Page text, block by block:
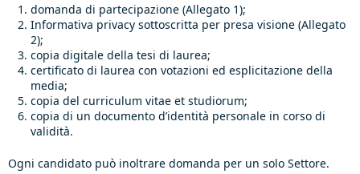
domanda di partecipazione (Allegato 1);
Informativa privacy sottoscritta per presa visione (Allegato
2);
copia digitale della tesi di laurea;
certificato di laurea con votazioni ed esplicitazione della
media;
copia del curriculum vitae et studiorum;
copia di un documento d’identità personale in corso di
validità.
Ogni candidato può inoltrare domanda per un solo Settore.